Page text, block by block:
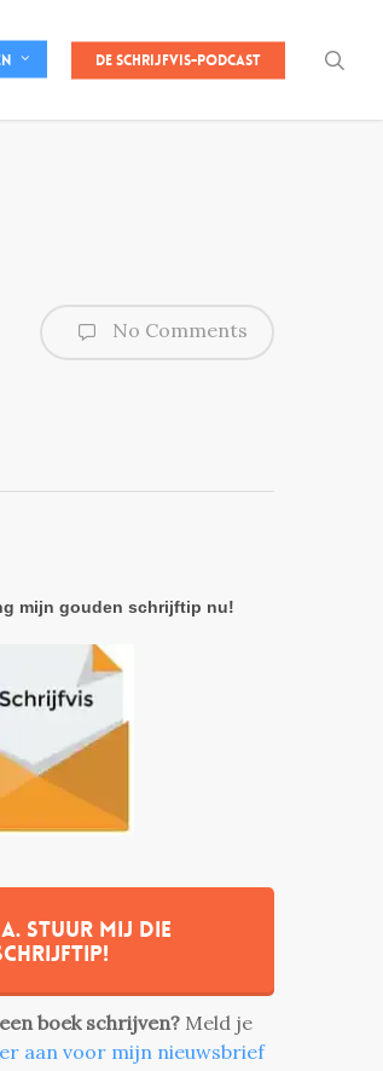
De Schrijfvis-podcast
No Comments
mijn gouden schrijftip nu!
stuur mij die
boek schrijven? Meld je
aan voor mijn nieuwsbrief